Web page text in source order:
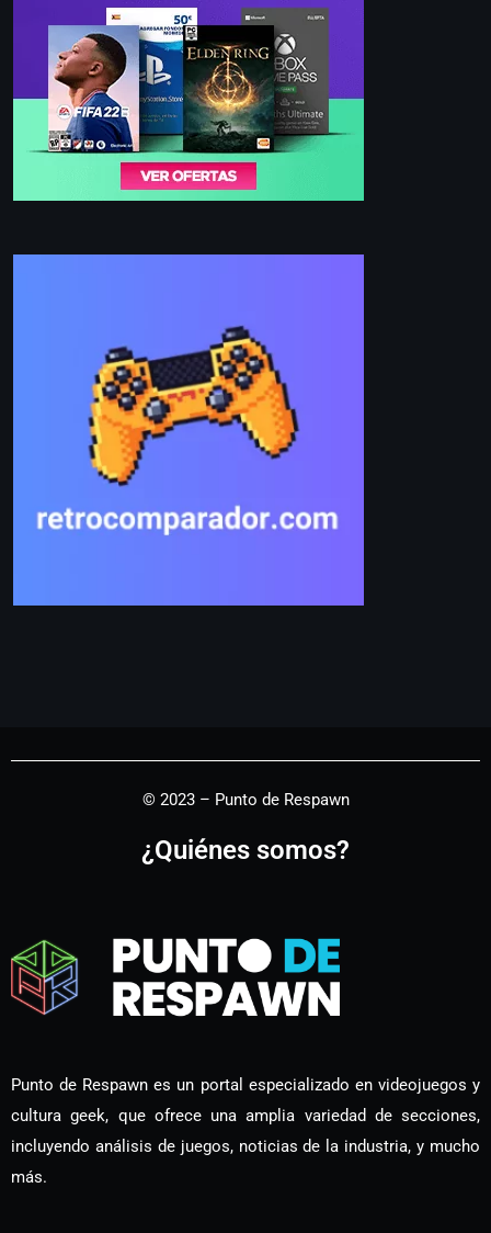
© 2023 – Punto de Respawn
¿Quiénes somos?
Punto de Respawn es un portal especializado en videojuegos y
cultura geek, que ofrece una amplia variedad de secciones,
incluyendo análisis de juegos, noticias de la industria, y mucho
más.